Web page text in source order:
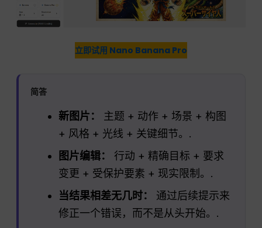
立即试用 Nano Banana Pro
简答
新图片：
主题 + 动作 + 场景 + 构图
+ 风格 + 光线 + 关键细节。.
图片编辑：
行动 + 精确目标 + 要求
变更 + 受保护要素 + 现实限制。.
当结果相差无几时：
通过后续提示来
修正一个错误，而不是从头开始。.